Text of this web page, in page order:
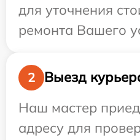
для уточнения
ремонта Вашего
2
Выезд
Наш мастер
адресу для